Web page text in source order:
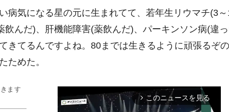
病気になる星の元に生まれてて、若年生リウマチ(3
飲んだ)、肝機能障害(薬飲んだ)、パーキンソン病(違
きてるんですよね。80までは生きるように頑張るぞ
ためた。
ます
arrow_forward_ios このニュースを見る